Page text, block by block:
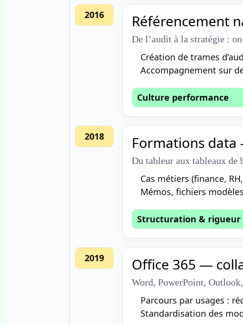
2016 Référencement
De l’audit à la stratégie :
Création de trames
Accompagnement sur
Culture performance
2018 Formations
Du tableur aux tableaux de
Cas métiers (finance,
Mémos, fichiers
Structuration & rigueur
2019 Office 365 —
Word, PowerPoint,
Parcours par usages :
Standardisation des